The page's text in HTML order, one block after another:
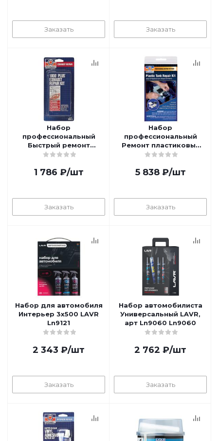
Заказать Заказать
Набор
профессиональный
Быстрый ремонт
глушителя (до +1093С)
1 786 ₽/шт
Заказать
Набор
профессиональный
Ремонт пластиковых
бачков PERMATEX PR-
5 838₽/шт
Заказать
Набор для автомобиля
Интерьер 3х500 LAVR
Ln9121
2 343 ₽/шт
Заказать
Набор автомобилиста
Универсальный LAVR,
арт Ln9060 Ln9060
2 762 ₽/шт
Заказать